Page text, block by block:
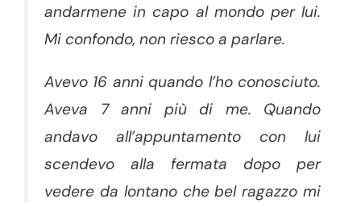
andarmene in capo al mondo per lui.
Mi confondo, non riesco a parlare.
Avevo 16 anni quando l’ho conosciuto.
Aveva 7 anni più di me. Quando
andavo all’appuntamento con lui
scendevo alla fermata dopo per
vedere da lontano che bel ragazzo mi